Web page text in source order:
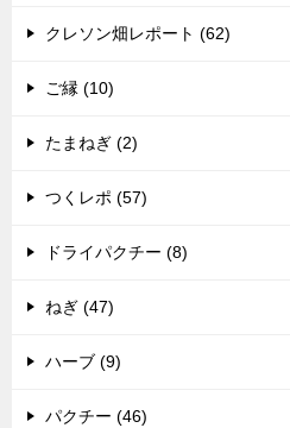
クレソン畑レポート (62)
ご縁 (10)
たまねぎ (2)
つくレポ (57)
ドライパクチー (8)
ねぎ (47)
ハーブ (9)
パクチー (46)